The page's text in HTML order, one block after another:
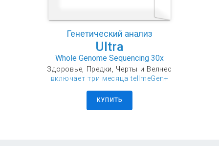
Генетический анализ
Ultra
Whole Genome Sequencing 30x
Здоровье, Предки, Черты и Велнес
включает три месяца tellmeGen+
КУПИТЬ